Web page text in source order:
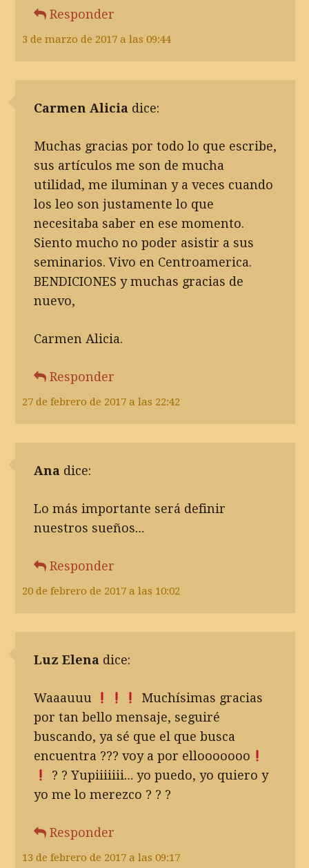
3 de marzo de 2017 a las 09:44
Responder
Carmen Alicia dice:
27 de febrero de 2017 a las 22:42
Muchas gracias por todo lo que escribe,
sus artículos me son de mucha
utilidad, me iluminan y a veces cuando
los leo son justamente lo que
necesitaba saber en ese momento.
Siento mucho no poder asistir a sus
seminarios. Vivo en Centroamerica.
BENDICIONES y muchas gracias de
nuevo,
Carmen Alicia.
Responder
Ana dice:
20 de febrero de 2017 a las 10:02
Lo más importante será definir
nuestros sueños…
Responder
Luz Elena dice:
13 de febrero de 2017 a las 09:17
Waaauuu
Muchísimas gracias
por tan bello mensaje, seguiré
buscando, ya sé que el que busca
encuentra ??? voy a por ellooooooo
? ? Yupiiiiiii… yo puedo, yo quiero y
yo me lo merezco ? ? ?
Responder